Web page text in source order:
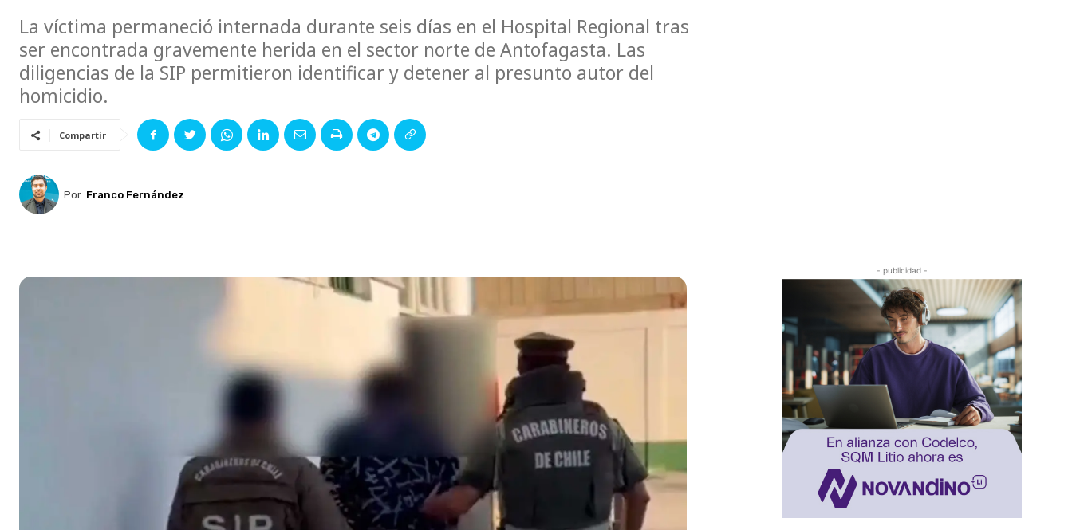
La víctima permaneció internada durante seis días en el Hospital Regional tras
ser encontrada gravemente herida en el sector norte de Antofagasta. Las
diligencias de la SIP permitieron identificar y detener al presunto autor del
homicidio.
Compartir
Por Franco Fernández
- publicidad -